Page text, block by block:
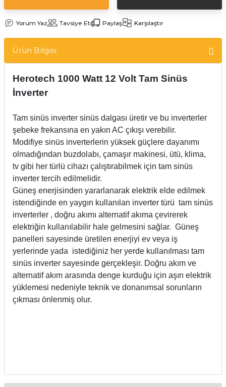
Yorum Yaz Tavsiye Et Paylaş Karşılaştır
Ürün Bilgisi
Herotech 1000 Watt 12 Volt Tam Sinüs
İnverter
Tam sinüs inverter sinüs dalgası üretir ve bu inverterler
şebeke frekansına en yakın AC çıkışı verebilir.
Modifiye sinüs inverterlerin yüksek güçlere dayanımı
olmadığından buzdolabı, çamaşır makinesi, ütü, klima,
tv gibi her türlü cihazı çalıştırabilmek için tam sinüs
inverter tercih edilmelidir.
Güneş enerjisinden yararlanarak elektrik elde edilmek
istendiğinde en yaygın kullanılan inverter türü tam sinüs
inverterler , doğru akımı alternatif akıma çevirerek
elektriğin kullanılabilir hale gelmesini sağlar. Güneş
panelleri sayesinde üretilen enerjiyi ev veya iş
yerlerinde yada istediğiniz her yerde kullanılması tam
sinüs inverter sayesinde gerçekleşir. Doğru akım ve
alternatif akım arasında denge kurduğu için aşırı elektrik
yüklemesi nedeniyle teknik ve donanımsal sorunların
çıkması önlenmiş olur.